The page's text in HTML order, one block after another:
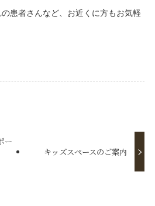
患者さんなど、お近くに方もお気軽
ー
キッズスペースのご案内